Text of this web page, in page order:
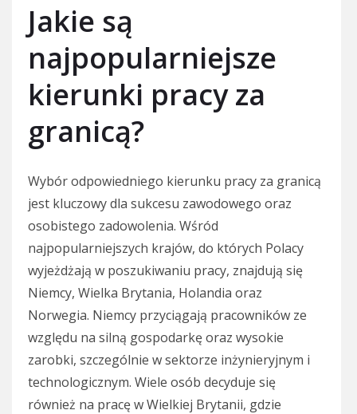
Jakie są
najpopularniejsze
kierunki pracy za
granicą?
Wybór odpowiedniego kierunku pracy za granicą
jest kluczowy dla sukcesu zawodowego oraz
osobistego zadowolenia. Wśród
najpopularniejszych krajów, do których Polacy
wyjeżdżają w poszukiwaniu pracy, znajdują się
Niemcy, Wielka Brytania, Holandia oraz
Norwegia. Niemcy przyciągają pracowników ze
względu na silną gospodarkę oraz wysokie
zarobki, szczególnie w sektorze inżynieryjnym i
technologicznym. Wiele osób decyduje się
również na pracę w Wielkiej Brytanii, gdzie